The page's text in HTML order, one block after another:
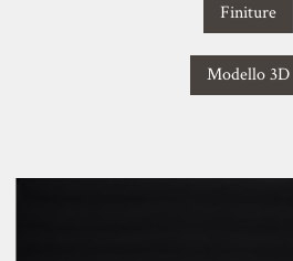
Finiture
Modello 3D